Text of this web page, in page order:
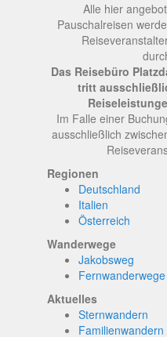
Alle hier
Pauschalreisen
Das Reisebüro
tritt
Im Falle einer
ausschließlich
Regionen
Deutschland
Italien
Österreich
Wanderwege
Jakobsweg
Fernwanderwege
Aktuelles
Sternwandern
Familienwandern